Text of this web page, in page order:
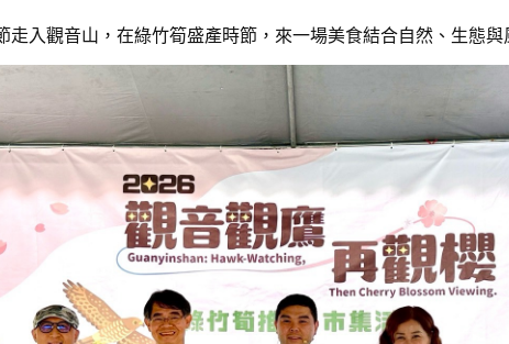
走入觀音山，在綠竹筍盛產時節，來一場美食結合自然、生態與